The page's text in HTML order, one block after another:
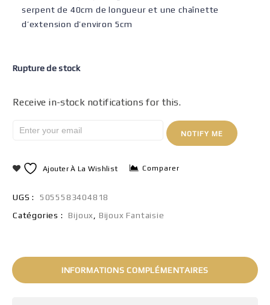
serpent de 40cm de longueur et une chaînette
d’extension d’environ 5cm
Rupture de stock
Receive in-stock notifications for this.
NOTIFY ME
Ajouter À La Wishlist Comparer
UGS :
5055583404818
Catégories :
Bijoux Bijoux Fantaisie
INFORMATIONS COMPLÉMENTAIRES